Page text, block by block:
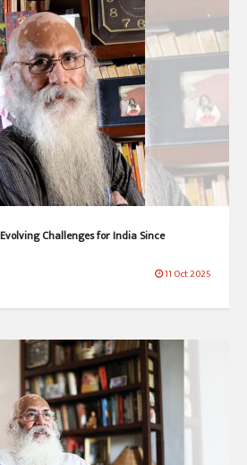
Challenges for India Since
11 Oct 2025